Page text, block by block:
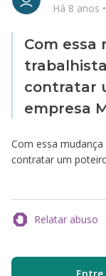
Com essa
contratar
empresa
Com essa
contratar um
Há 8 anos •
Relatar abuso